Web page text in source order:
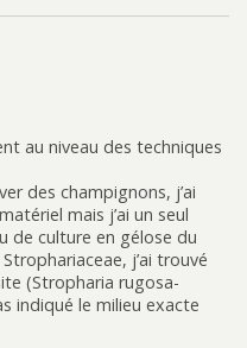
au niveau des techniques
des champignons, j’ai
mais j’ai un seul
de culture en gélose du
j’ai trouvé
(Stropharia rugosa-
indiqué le milieu exacte